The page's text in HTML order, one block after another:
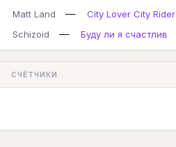
Matt Land
—
City Lover City Rider
Schizoid
— Буду ли я счастлив
СЧЁТЧИКИ